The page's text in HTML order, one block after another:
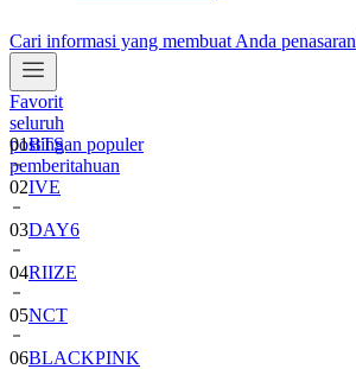
Cari informasi yang membuat Anda penasaran
Favorit
seluruh
postingan populer
pemberitahuan
01BTS
02IVE
03DAY6
04RIIZE
05NCT
06BLACKPINK
07TWS